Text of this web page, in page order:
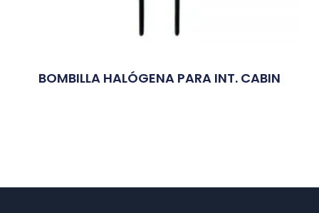
BOMBILLA HALÓGENA PARA INT. CABIN